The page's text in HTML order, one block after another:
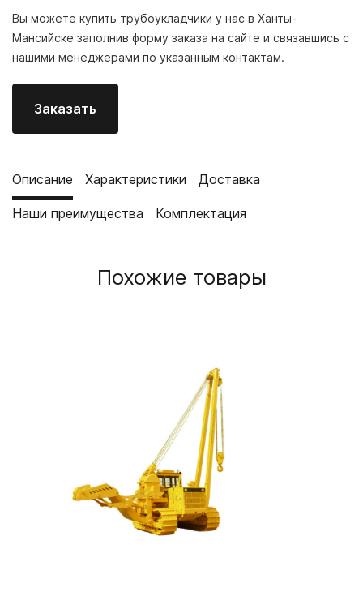
Вы можете купить трубоукладчики у нас в Ханты-
Мансийске заполнив форму заказа на сайте и связавшись с
нашими менеджерами по указанным контактам.
Заказать
Описание Характеристики Доставка
Наши преимущества Комплектация
Похожие товары